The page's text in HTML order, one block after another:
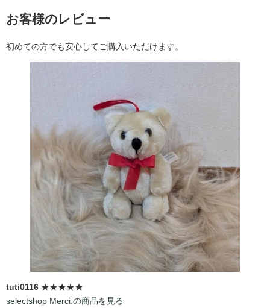
お客様のレビュー
初めての方でも安心してご購入いただけます。
tuti0116 ★★★★★
selectshop Merci.の商品を見る